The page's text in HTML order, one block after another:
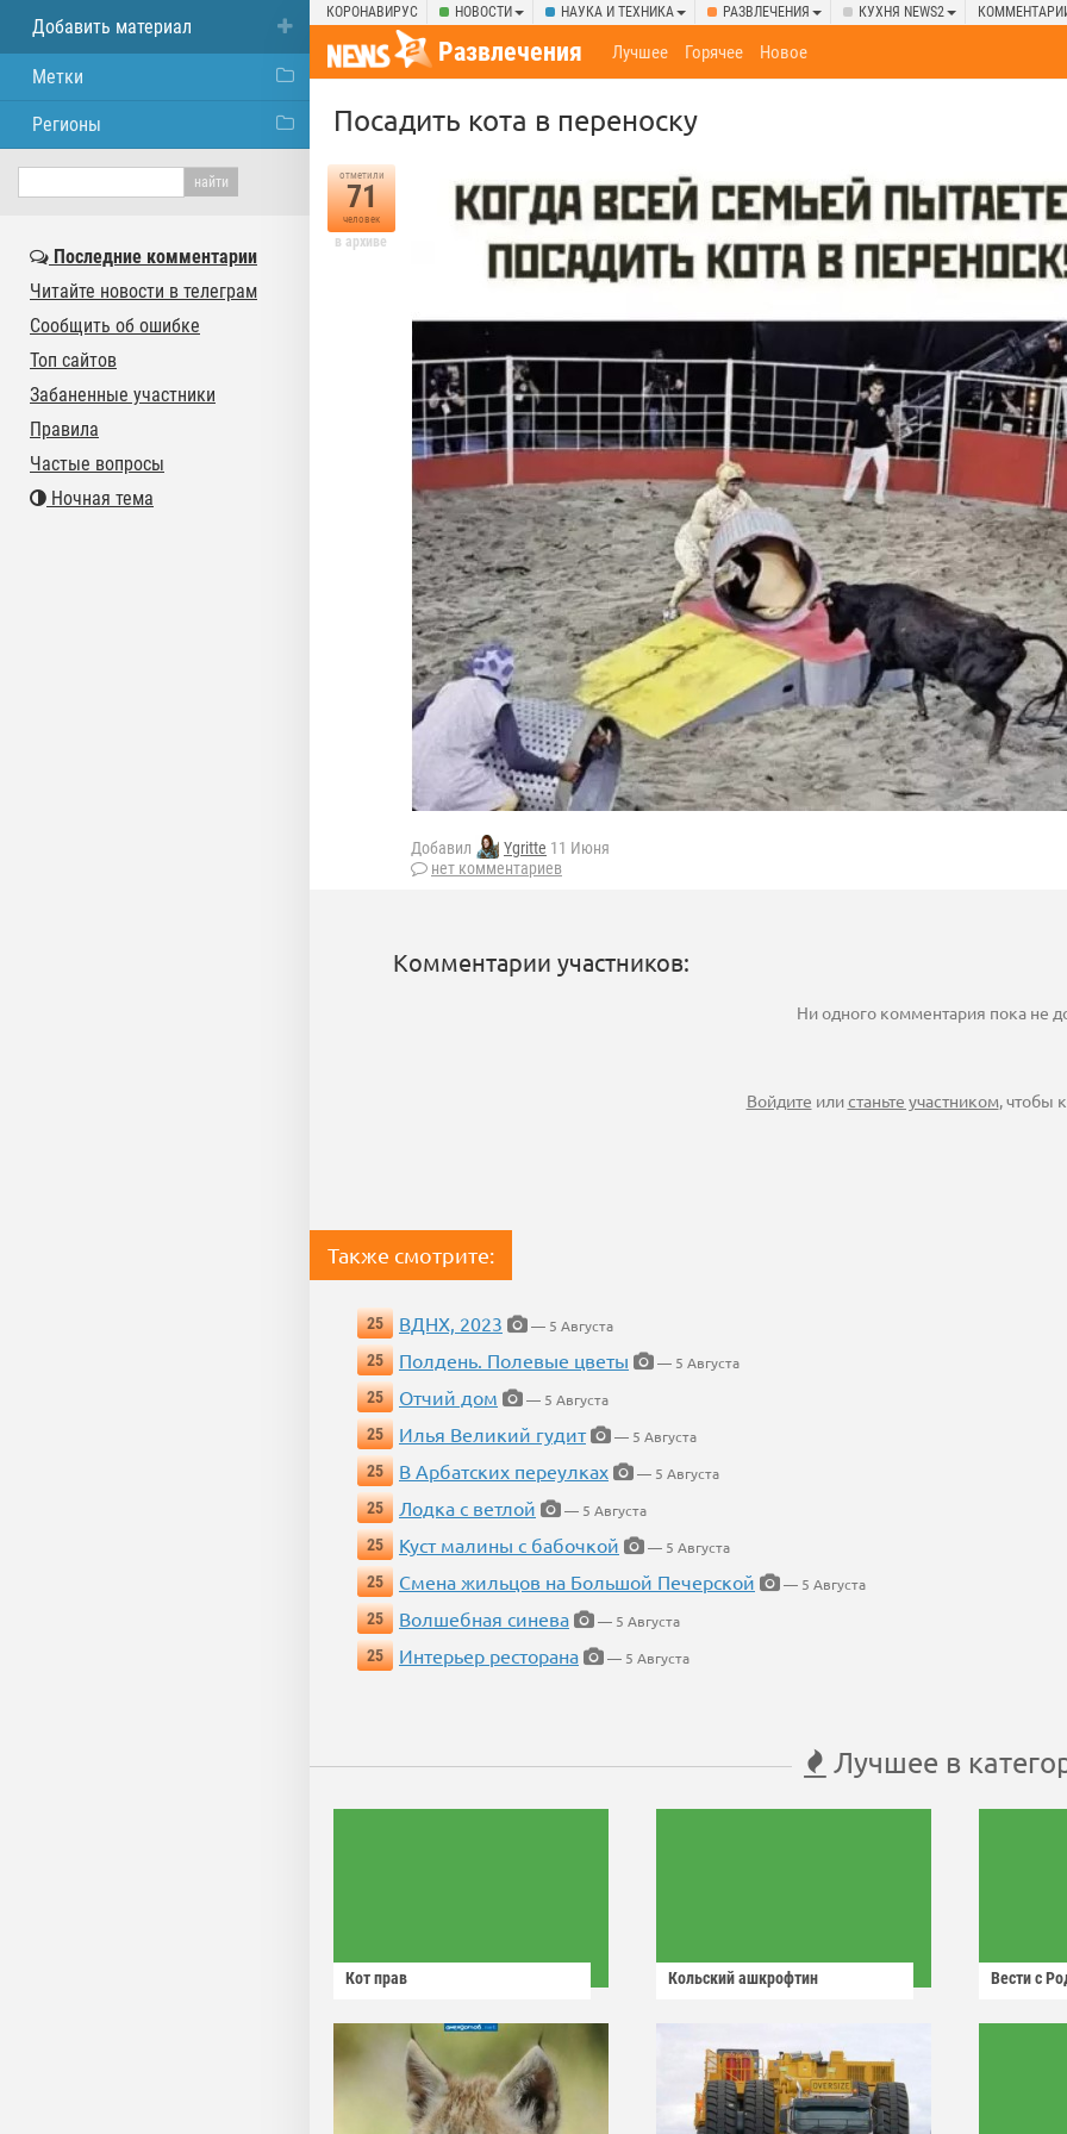
КОРОНАВИРУС НОВОСТИ НАУКА И ТЕХНИКА РАЗВЛЕЧЕНИЯ КУХНЯ NEWS2
Развлечения Лучшее Горячее Новое
Посадить кота в переноску
отметили
71
человек
в архиве
Добавил Ygritte 11 Июня
нет комментариев
Комментарии участников:
Ни одного комментария пока не
Войдите илистаньте участником, чтобы
Также смотрите:
25 ВДНХ, 2023
— 5 Августа
25
Полдень. Полевые цветы
— 5 Августа
25
Отчий дом
— 5 Августа
25
Илья Великий гудит
— 5 Августа
25
В Арбатских переулках
— 5 Августа
25
Лодка с ветлой
— 5 Августа
25
Куст малины с бабочкой
— 5 Августа
25
Смена жильцов на Большой Печерской
— 5 Августа
25
Волшебная синева
— 5 Августа
25
Интерьер ресторана — 5 Августа
Лучшее в
Кот прав Кольский ашкрофтин Вести с
Добавить материал
Метки
Регионы
Последние комментарии
Читайте новости в телеграм
Сообщить об ошибке
Топ сайтов
Забаненные участники
Правила
Частые вопросы
Ночная тема